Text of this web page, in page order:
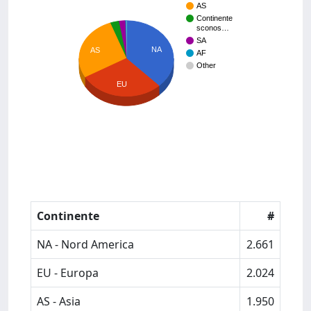
AS
Continente
sconos…
SA
AF
Other
NA
AS
EU
Continente
#
NA - Nord America
2.661
EU - Europa
2.024
AS - Asia
1.950